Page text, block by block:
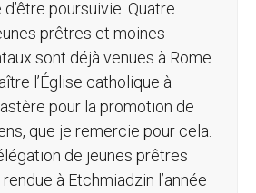
poursuivie. Quatre
prêtres et moines
sont déjà venues à Rome
l’Église catholique à
pour la promotion de
que je remercie pour cela.
de jeunes prêtres
à Etchmiadzin l’année